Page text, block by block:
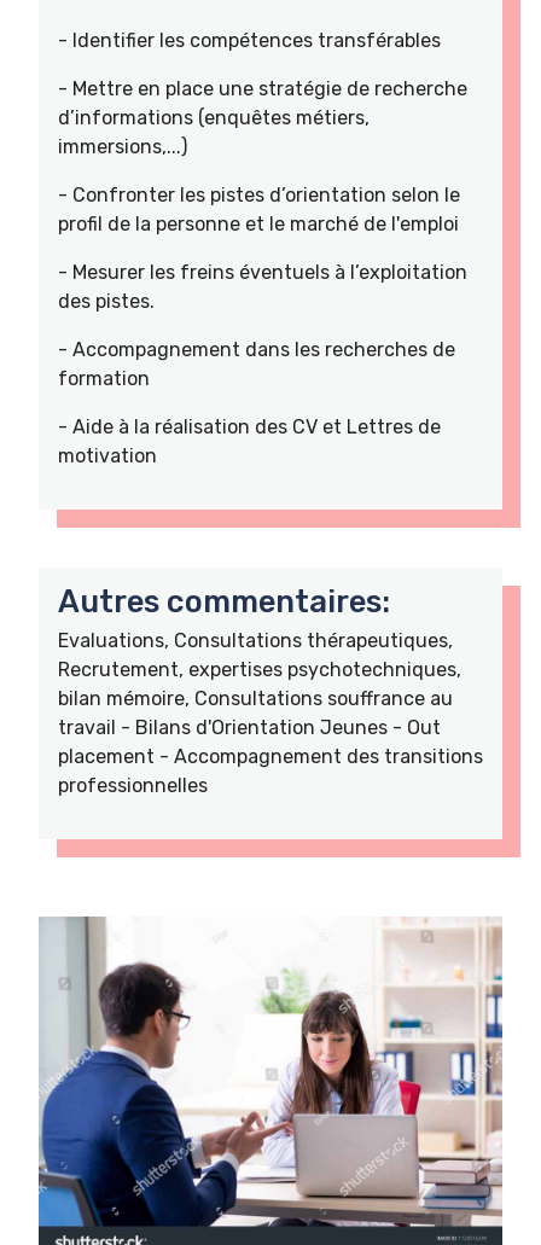
- Identifier les compétences transférables
- Mettre en place une stratégie de recherche
d’informations (enquêtes métiers,
immersions,...)
- Confronter les pistes d’orientation selon le
profil de la personne et le marché de l'emploi
- Mesurer les freins éventuels à l’exploitation
des pistes.
- Accompagnement dans les recherches de
formation
- Aide à la réalisation des CV et Lettres de
motivation
Autres commentaires:
Evaluations, Consultations thérapeutiques,
Recrutement, expertises psychotechniques,
bilan mémoire, Consultations souffrance au
travail - Bilans d'Orientation Jeunes - Out
placement - Accompagnement des transitions
professionnelles